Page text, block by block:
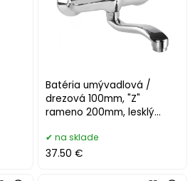
Batéria umývadlová /
drezová 100mm, "Z"
rameno 200mm, lesklý
na sklade
37.50 €